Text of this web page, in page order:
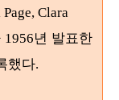
Clara
1956년 발표한
했다.